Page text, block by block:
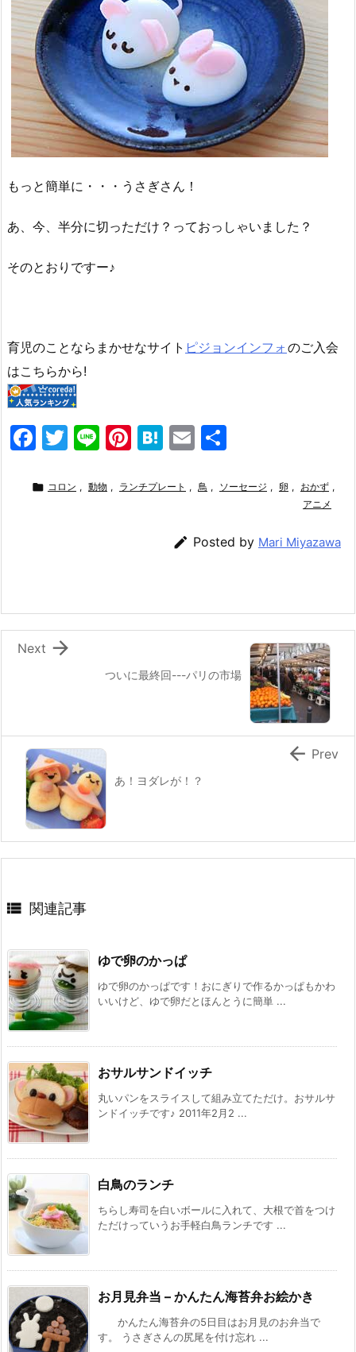
もっと簡単に・・・うさぎさん！
あ、今、半分に切っただけ？っておっしゃいました？
そのとおりですー♪
育児のことならまかせなサイト ピジョンインフォのご入会
はこちらから!
F
c
k
T
itt
Li
e
Pi
er
H
e
a
E
ai
 コロン , 動物 , ランチプレート , 鳥 , ソーセージ , 卵 , おかず ,
アニメ
 Posted by Mari Miyazawa
ついに最終回---パリの市場

Next
あ！ヨダレが！？
 Prev
 関連記事
ゆで卵のかっぱ
ゆで卵のかっぱです！おにぎりで作るかっぱもかわ
いいけど、ゆで卵だとほんとうに簡単 ...
おサルサンドイッチ
丸いパンをスライスして組み立てただけ。おサルサ
ンドイッチです♪ 2011年2月2 ...
白鳥のランチ
ちらし寿司を白いボールに入れて、大根で首をつけ
ただけっていうお手軽白鳥ランチです ...
お月見弁当 – かんたん海苔弁お絵かき
かんたん海苔弁の5日目はお月見のお弁当で
す。 うさぎさんの尻尾を付け忘れ ...